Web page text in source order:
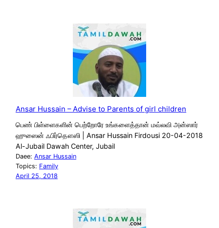
Ansar Hussain – Advise to Parents of girl children
பெண் பிள்ளைகளின் பெற்றோரே உங்களைத்தான் மவ்லவி அன்ஸார்
ஹுஸைன் ஃபிர்தௌஸி | Ansar Hussain Firdousi 20-04-2018
Al-Jubail Dawah Center, Jubail
Daee: Ansar Hussain
Topics: Family
April 25, 2018